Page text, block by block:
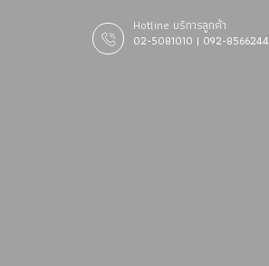
Hotline บริการลูกค้า
02-5081010 | 092-8566244